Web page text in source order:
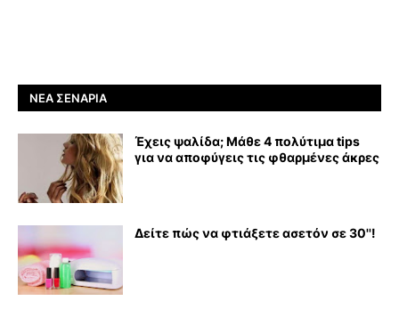
ΝΈΑ ΣΕΝΆΡΙΑ
Έχεις ψαλίδα; Μάθε 4 πολύτιμα tips
για να αποφύγεις τις φθαρμένες άκρες
Δείτε πώς να φτιάξετε ασετόν σε 30''!